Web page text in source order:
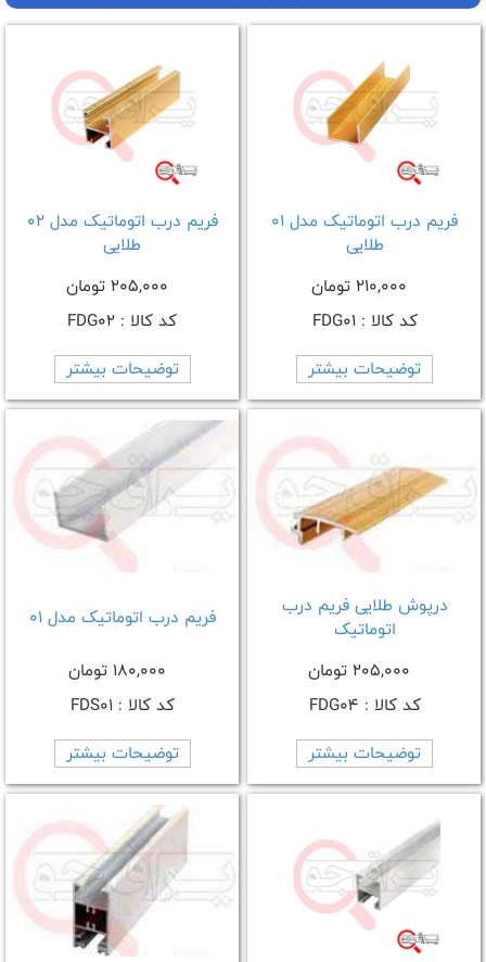
فریم درب اتوماتیک مدل 01
طلایی
کد کالا : FDG01
توضیحات بیشتر
فریم درب اتوماتیک مدل 02
طلایی
کد کالا : FDG02
توضیحات بیشتر
درپوش طلایی فریم درب
اتوماتیک
کد کالا : FDG04
توضیحات بیشتر
فریم درب اتوماتیک مدل 01
کد کالا : FDS01
توضیحات بیشتر